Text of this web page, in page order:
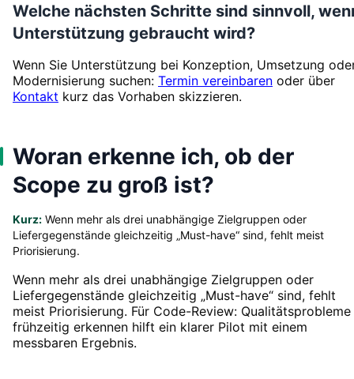
Welche nächsten Schritte sind sinnvoll,
Unterstützung gebraucht wird?
Wenn Sie Unterstützung bei Konzeption, Umsetzung
Modernisierung suchen: Termin vereinbaren oder über
Kontakt kurz das Vorhaben skizzieren.
Woran erkenne ich, ob der
Scope zu groß ist?
Kurz: Wenn mehr als drei unabhängige Zielgruppen oder
Liefergegenstände gleichzeitig „Must-have“ sind, fehlt meist
Priorisierung.
Wenn mehr als drei unabhängige Zielgruppen oder
Liefergegenstände gleichzeitig „Must-have“ sind, fehlt
meist Priorisierung. Für Code-Review: Qualitätsprobleme
frühzeitig erkennen hilft ein klarer Pilot mit einem
messbaren Ergebnis.